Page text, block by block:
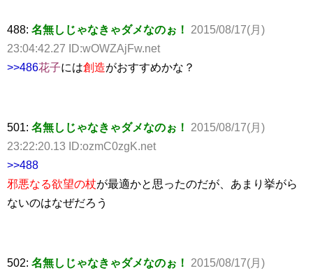
488: 名無しじゃなきゃダメなのぉ！
2015/08/17(月)
23:04:42.27 ID:wOWZAjFw.net
>>486花子には創造がおすすめかな？
501: 名無しじゃなきゃダメなのぉ！
2015/08/17(月)
23:22:20.13 ID:ozmC0zgK.net
>>488
邪悪なる欲望の杖が最適かと思ったのだが、あまり挙がら
ないのはなぜだろう
502: 名無しじゃなきゃダメなのぉ！ 2015/08/17(月)